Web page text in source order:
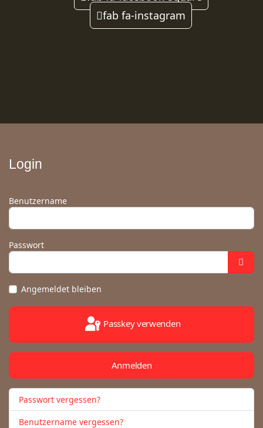
fab fa-instagram
Login
Benutzername
Passwort
Angemeldet bleiben
Passkey verwenden
Anmelden
Passwort vergessen?
Benutzername vergessen?